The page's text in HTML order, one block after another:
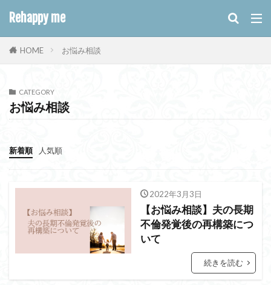
Rehappy me
HOME お悩み相談
CATEGORY
お悩み相談
新着順 人気順
2022年3月3日
【お悩み相談】夫の長期
不倫発覚後の再構築につ
いて
続きを読む
メイクセラピー
会社員
効果
夫婦問題
忘れ物 恋愛
根本裕幸
無料
無料カウンセリング 無職
独立